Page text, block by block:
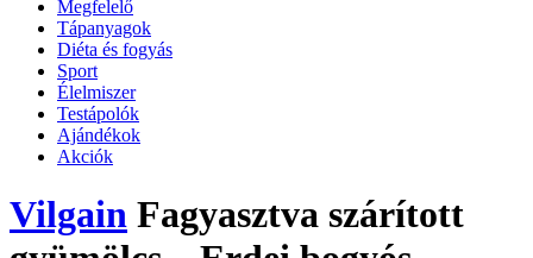
Megfelelő
Tápanyagok
Diéta és fogyás
Sport
Élelmiszer
Testápolók
Ajándékok
Akciók
Vilgain Fagyasztva szárított